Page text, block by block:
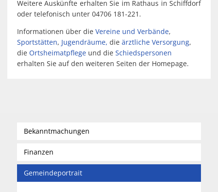
Weitere Auskünfte erhalten Sie im Rathaus in Schiffdorf
oder telefonisch unter 04706 181-221.
Informationen über die Vereine und Verbände,
Sportstätten, Jugendräume, die ärztliche Versorgung,
die Ortsheimatpflege und die Schiedspersonen
erhalten Sie auf den weiteren Seiten der Homepage.
Bekanntmachungen
Finanzen
Gemeindeportrait